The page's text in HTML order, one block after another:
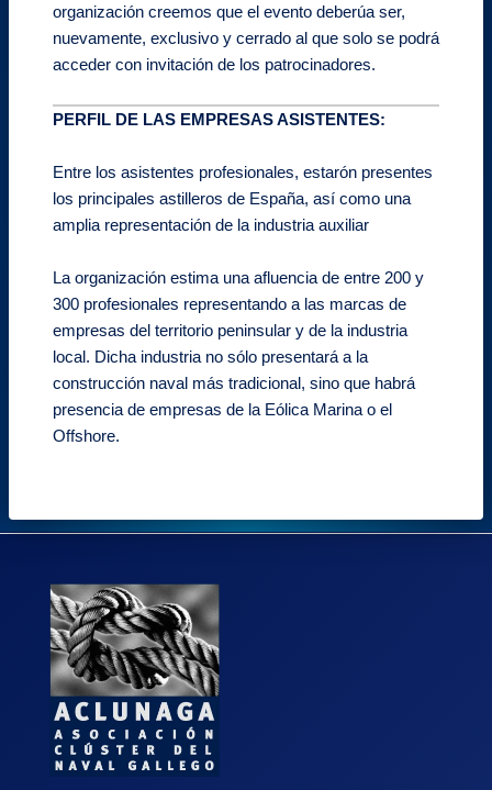
organización creemos que el evento deberúa ser,
nuevamente, exclusivo y cerrado al que solo se podrá
acceder con invitación de los patrocinadores.
PERFIL DE LAS EMPRESAS ASISTENTES:
Entre los asistentes profesionales, estarón presentes
los principales astilleros de España, así como una
amplia representación de la industria auxiliar
La organización estima una afluencia de entre 200 y
300 profesionales representando a las marcas de
empresas del territorio peninsular y de la industria
local. Dicha industria no sólo presentará a la
construcción naval más tradicional, sino que habrá
presencia de empresas de la Eólica Marina o el
Offshore.